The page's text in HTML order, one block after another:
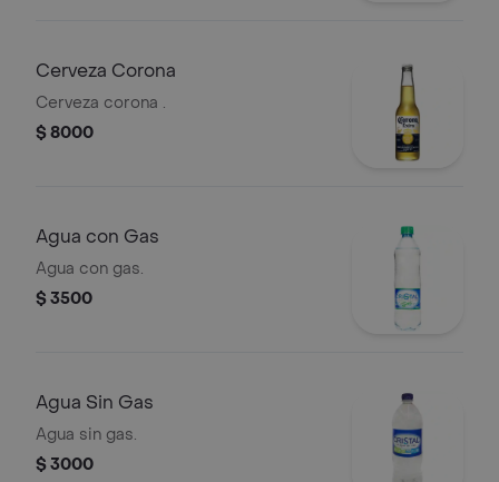
Cerveza Corona
Cerveza corona .
$ 8000
Agua con Gas
Agua con gas.
$ 3500
Agua Sin Gas
Agua sin gas.
$ 3000